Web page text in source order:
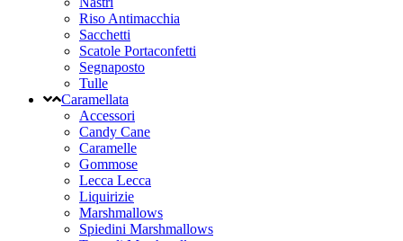
Riso Antimacchia
Sacchetti
Scatole Portaconfetti
Segnaposto
Tulle
Caramellata
Accessori
Candy Cane
Caramelle
Gommose
Lecca Lecca
Liquirizie
Marshmallows
Spiedini Marshmallows